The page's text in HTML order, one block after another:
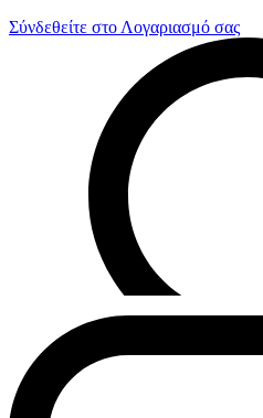
Σύνδεθείτε στο Λογαριασμό σας